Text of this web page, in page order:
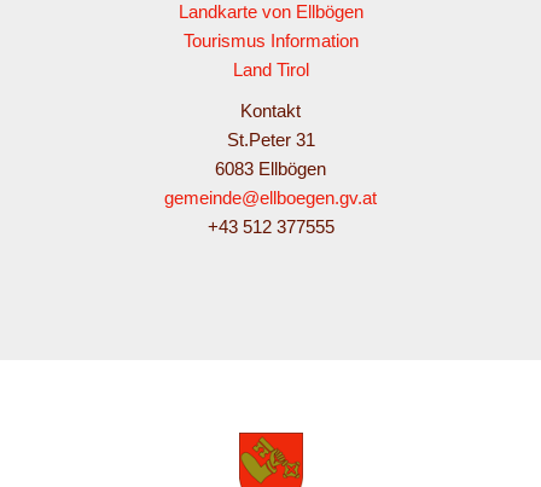
Landkarte von Ellbögen
Tourismus Information
Land Tirol
Kontakt
St.Peter 31
6083 Ellbögen
gemeinde@ellboegen.gv.at
+43 512 377555